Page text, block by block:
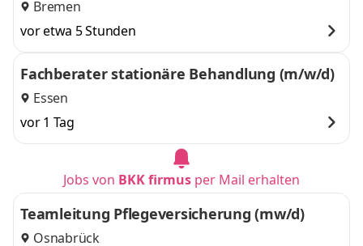
Bremen
vor etwa 5 Stunden
Fachberater stationäre Behandlung (m/w/d)
Essen
vor 1 Tag
Jobs von BKK firmus per Mail erhalten
Teamleitung Pflegeversicherung (mw/d)
Osnabrück